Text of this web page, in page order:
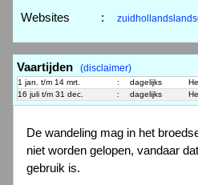
Websites :
Vaartijden (disclaimer)
1 jan. t/m 14 mrt. : dagelijks
16 juli t/m 31 dec.
: dagelijks
De wandeling mag in het
niet worden gelopen, vandaar
gebruik is.